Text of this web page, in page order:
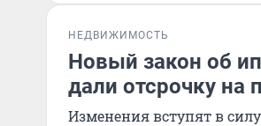
НЕДВИЖИМОСТЬ
Новый закон об
дали отсрочку на
Изменения вступят в